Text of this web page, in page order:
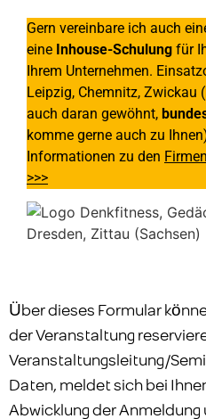
Gern vereinbare ich auch
eine Inhouse-Schulung für
Ihrem Unternehmen.
Leipzig, Chemnitz, Zwickau
auch daran gewöhnt,
komme gerne auch zu
Informationen zu den
>>>
Über dieses Formular
der Veranstaltung
Veranstaltungsleitung/
Daten, meldet sich bei
Abwicklung der